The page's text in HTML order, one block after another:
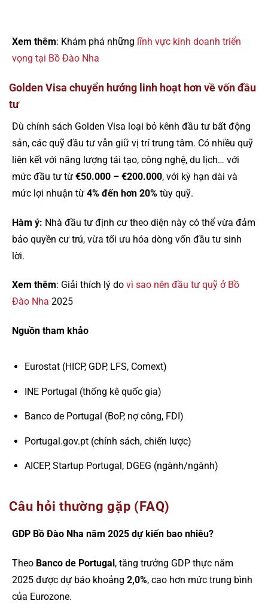
Xem thêm: Khám phá những lĩnh vực kinh doanh triển
vọng tại Bồ Đào Nha
Golden Visa chuyển hướng linh hoạt hơn về vốn đầu
tư
Dù chính sách Golden Visa loại bỏ kênh đầu tư bất động
sản, các quỹ đầu tư vẫn giữ vị trí trung tâm. Có nhiều quỹ
liên kết với năng lượng tái tạo, công nghệ, du lịch… với
mức đầu tư từ €50.000 – €200.000, với kỳ hạn dài và
mức lợi nhuận từ 4% đến hơn 20% tùy quỹ.
Hàm ý: Nhà đầu tư định cư theo diện này có thể vừa đảm
bảo quyền cư trú, vừa tối ưu hóa dòng vốn đầu tư sinh
lời.
Xem thêm: Giải thích lý do vì sao nên đầu tư quỹ ở Bồ
Đào Nha 2025
Nguồn tham khảo
Eurostat (HICP, GDP, LFS, Comext)
INE Portugal (thống kê quốc gia)
Banco de Portugal (BoP, nợ công, FDI)
Portugal.gov.pt (chính sách, chiến lược)
AICEP, Startup Portugal, DGEG (ngành/ngành)
Câu hỏi thường gặp (FAQ)
GDP Bồ Đào Nha năm 2025 dự kiến bao nhiêu?
Theo Banco de Portugal, tăng trưởng GDP thực năm
2025 được dự báo khoảng 2,0%, cao hơn mức trung bình
của Eurozone.